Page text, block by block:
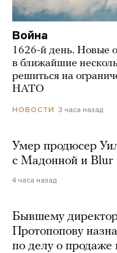
Война
1626-й день. Новые
в ближайшие
решиться на
НАТО
НОВОСТИ 3 часа назад
Умер продюсер
с Мадонной и Blur
4 часа назад
Бывшему
Протопопову
по делу о продаже